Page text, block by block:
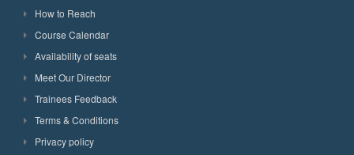
How to Reach
Course Calendar
Availability of seats
Meet Our Director
Trainees Feedback
Terms & Conditions
Privacy policy